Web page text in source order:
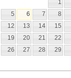
1
5 6 7 8
12 13 14 15
19 20 21 22
26 27 28 29